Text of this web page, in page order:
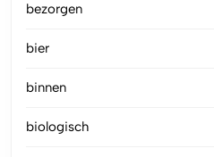
bezorgen
bier
binnen
biologisch